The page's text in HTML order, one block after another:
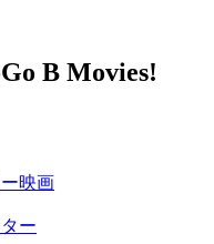
B Movies!
映画
ー